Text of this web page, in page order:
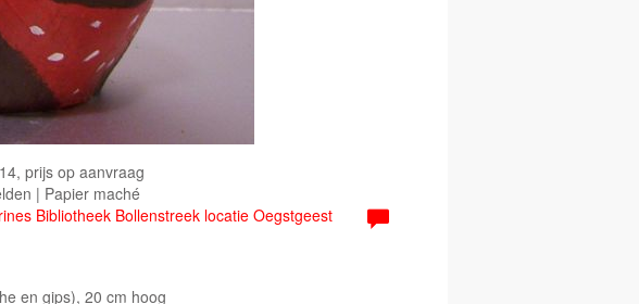
prijs op aanvraag
| Papier maché
Bibliotheek Bollenstreek locatie Oegstgeest
en gips), 20 cm hoog